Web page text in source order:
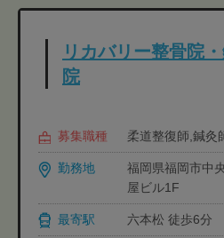
リカバリー整骨院
院
募集職種 柔道整復師,鍼灸
勤務地
福岡県福岡市中
屋ビル1F
最寄駅 六本松 徒歩6分